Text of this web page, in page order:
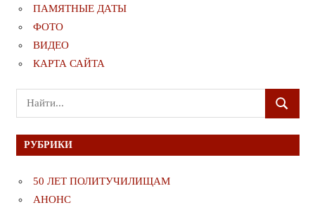
ПАМЯТНЫЕ ДАТЫ
ФОТО
ВИДЕО
КАРТА САЙТА
Поиск
для:
ПОИСК
РУБРИКИ
50 ЛЕТ ПОЛИТУЧИЛИЩАМ
АНОНС